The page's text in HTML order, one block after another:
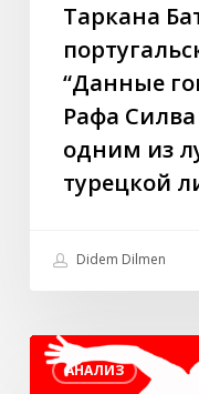
будет
оставаться
одним
лучших
турецкой
Таркана
“Данные
Рафа Силва
одним из
турецкой
Didem Dilmen
АНАЛИЗ
Лучшие
игроки